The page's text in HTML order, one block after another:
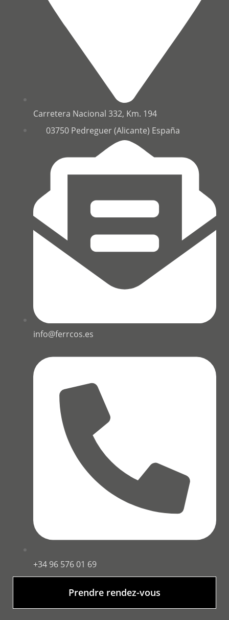
Carretera Nacional 332, Km. 194
03750 Pedreguer (Alicante) España
info@ferrcos.es
+34 96 576 01 69
Prendre rendez-vous